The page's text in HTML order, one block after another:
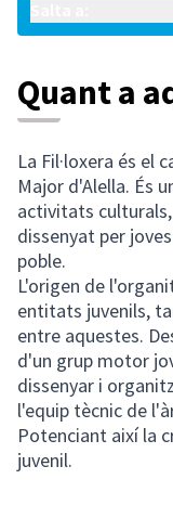
Quant a
La Fil·loxera és el
Major d'Alella. És
activitats
dissenyat per
poble.
L'origen de
entitats juvenils,
entre aquestes.
d'un grup motor
dissenyar i
l'equip tècnic de
Potenciant així la
juvenil.